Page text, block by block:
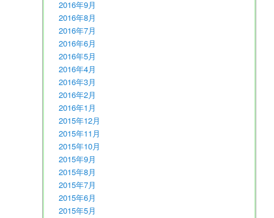
2016年9月
2016年8月
2016年7月
2016年6月
2016年5月
2016年4月
2016年3月
2016年2月
2016年1月
2015年12月
2015年11月
2015年10月
2015年9月
2015年8月
2015年7月
2015年6月
2015年5月